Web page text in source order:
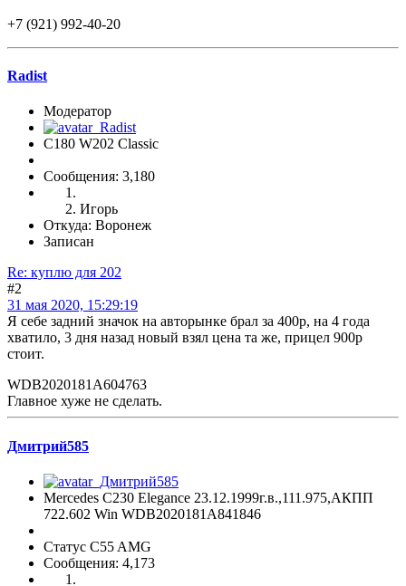
+7 (921) 992-40-20
Radist
Модератор
C180 W202 Classic
Сообщения: 3,180
Игорь
Откуда: Воронеж
Записан
Re: куплю для 202
#2
31 мая 2020, 15:29:19
Я себе задний значок на авторынке брал за 400р, на 4 года
хватило, 3 дня назад новый взял цена та же, прицел 900р
стоит.
WDB2020181A604763
Главное хуже не сделать.
Дмитрий585
Mercedes C230 Elegance 23.12.1999г.в.,111.975,АКПП
722.602 Win WDB2020181A841846
Статус C55 AMG
Сообщения: 4,173